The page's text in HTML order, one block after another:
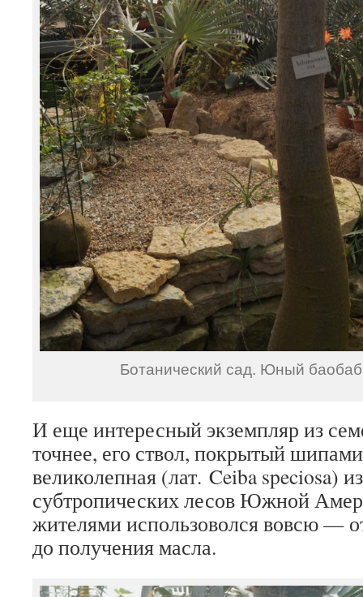
Ботанический сад. Юный
И еще интересный экземпляр из
точнее, его ствол, покрытый
великолепная (лат. Ceiba speciosa)
субтропических лесов Южной
жителями использоволся вовсю —
до получения масла.